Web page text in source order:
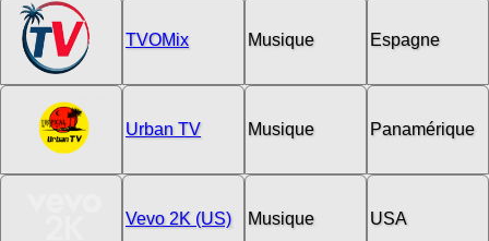
TVOMix Musique Espagne
Urban TV Musique Panamérique
Vevo 2K (US) Musique USA